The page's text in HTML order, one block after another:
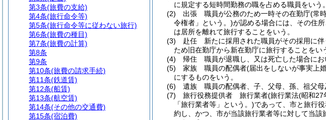
に規定する短時間勤務の職を占める職員をいう。
(2)
出張 職員が公務のため一時その在勤庁(常
令権者」という。)が認める場合には、その住
は居所を離れて旅行することをいう。
(3)
赴任 新たに採用された職員がその採用に伴
ため旧在勤庁から新在勤庁に旅行することをい
(4)
帰住 職員が退職し、又は死亡した場合にお
(5)
家族 職員の配偶者(届出をしないが事実上
にするものをいう。
(6)
遺族 職員の配偶者、子、父母、孫、祖父母
(7)
旅行役務提供者 旅行業者(旅行業法(昭和27
「旅行業者等」という。)であって、市と旅行
約し、かつ、市が当該旅行業者等に対して当該
第3条(旅費の支給)
第4条(旅行命令等)
第5条(旅行命令等に従わない旅行)
第6条(旅費の種目)
第7条(旅費の計算)
第8条
第9条
第10条(旅費の請求手続)
第11条(鉄道賃)
第12条(船賃)
第13条(航空賃)
第14条(その他の交通費)
第15条(宿泊費)